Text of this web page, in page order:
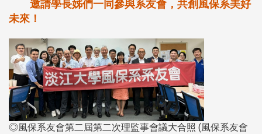
邀請學長姊們一同參與系友會，共創風保系美好
未來！
◎風保系友會第二屆第二次理監事會議大合照 (風保系友會